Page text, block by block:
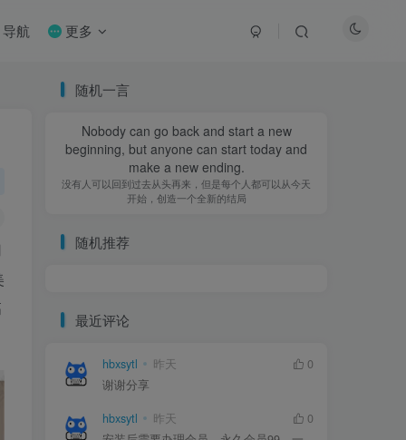
导航 更多
随机一言
Nobody can go back and start a new
beginning, but anyone can start today and
make a new ending.
没有人可以回到过去从头再来，但是每个人都可以从今天
开始，创造一个全新的结局
随机推荐
最近评论
hbxsytl 昨天
0
谢谢分享
hbxsytl 昨天
0